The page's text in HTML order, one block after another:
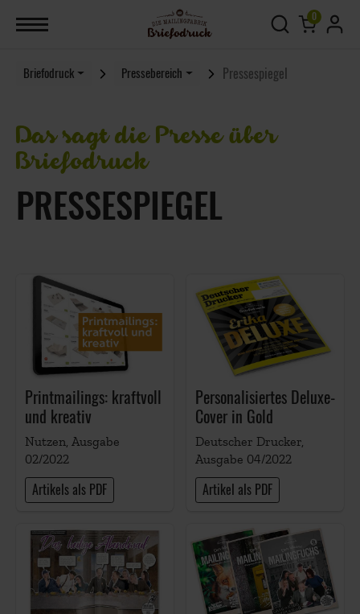
0
Briefodruck Pressebereich Pressespiegel
Das sagt die Presse über
Briefodruck
PRESSESPIEGEL
Printmailings: kraftvoll
und kreativ
Nutzen, Ausgabe
02/2022
Artikels als PDF
Personalisiertes Deluxe-
Cover in Gold
Deutscher Drucker,
Ausgabe 04/2022
Artikel als PDF